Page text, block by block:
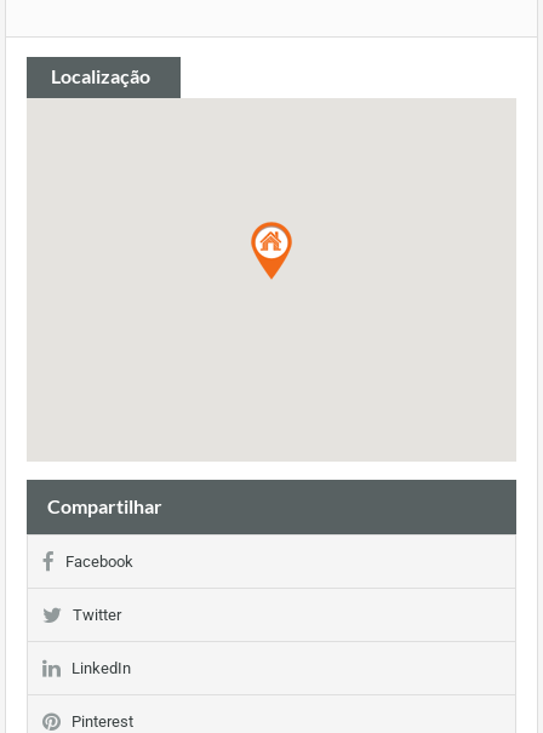
Localização
Compartilhar
Facebook
Twitter
LinkedIn
Pinterest